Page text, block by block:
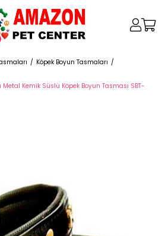
Köpek Boyun Tasmaları
Kemik Süslü Köpek Boyun Tasması SBT-